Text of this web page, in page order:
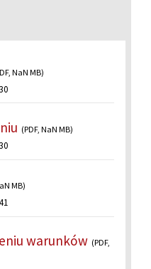
NaN MB)
(PDF, NaN MB)
MB)
warunków (PDF,